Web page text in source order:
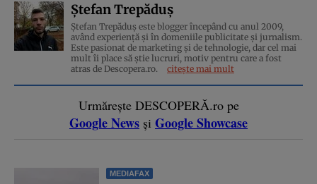
Ștefan Trepăduș
Ștefan Trepăduș este blogger începând cu anul 2009,
având experiență și în domeniile publicitate și jurnalism.
Este pasionat de marketing și de tehnologie, dar cel mai
mult îi place să știe lucruri, motiv pentru care a fost
atras de Descopera.ro.
citește mai mult
Urmărește DESCOPERĂ.ro pe
Google News și Google Showcase
MEDIAFAX